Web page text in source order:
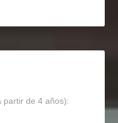
partir de 4 años):